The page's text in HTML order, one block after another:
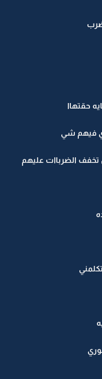
حقتهاا
فيهم شي
الضرباات عليهم